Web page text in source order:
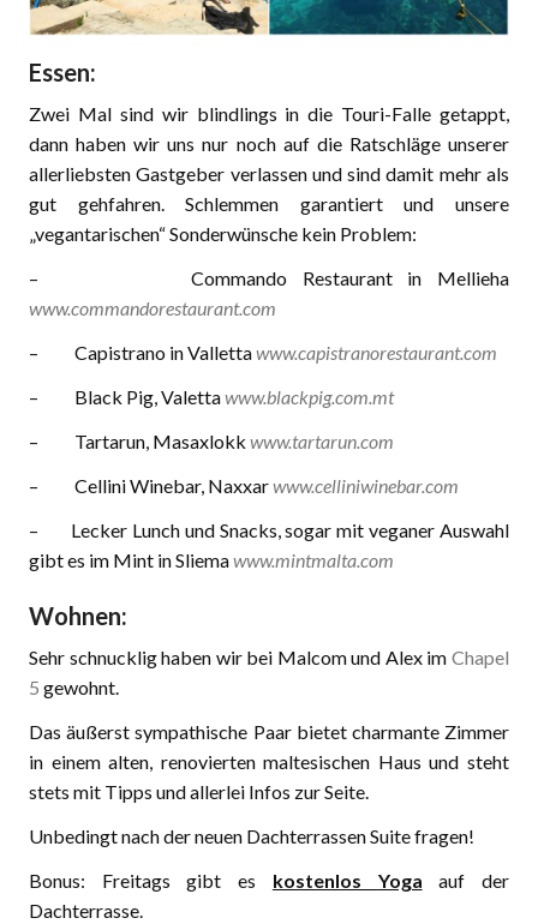
Essen:
Zwei Mal sind wir blindlings in die Touri-Falle getappt,
dann haben wir uns nur noch auf die Ratschläge unserer
allerliebsten Gastgeber verlassen und sind damit mehr als
gut gehfahren. Schlemmen garantiert und unsere
„vegantarischen“ Sonderwünsche kein Problem:
– Commando Restaurant in Mellieha
www.commandorestaurant.com
– Capistrano in Vallettawww.capistranorestaurant.com
– Black Pig, Valettawww.blackpig.com.mt
– Tartarun, Masaxlokk www.tartarun.com
– Cellini Winebar, Naxxarwww.celliniwinebar.com
– Lecker Lunch und Snacks, sogar mit veganer Auswahl
gibt es im Mint in Sliemawww.mintmalta.com
Wohnen:
Sehr schnucklig haben wir bei Malcom und Alex im Chapel
5 gewohnt.
Das äußerst sympathische Paar bietet charmante Zimmer
in einem alten, renovierten maltesischen Haus und steht
stets mit Tipps und allerlei Infos zur Seite.
Unbedingt nach der neuen Dachterrassen Suite fragen!
Bonus: Freitags gibt es kostenlos Yoga auf der
Dachterrasse.